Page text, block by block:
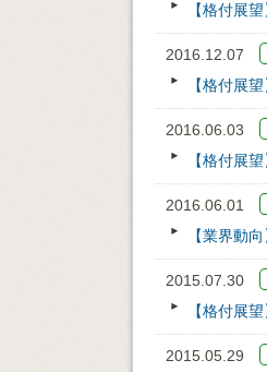
【格付展
2016.12.07
【格付展
2016.06.03
【格付展
2016.06.01
【業界動
2015.07.30
【格付展
2015.05.29